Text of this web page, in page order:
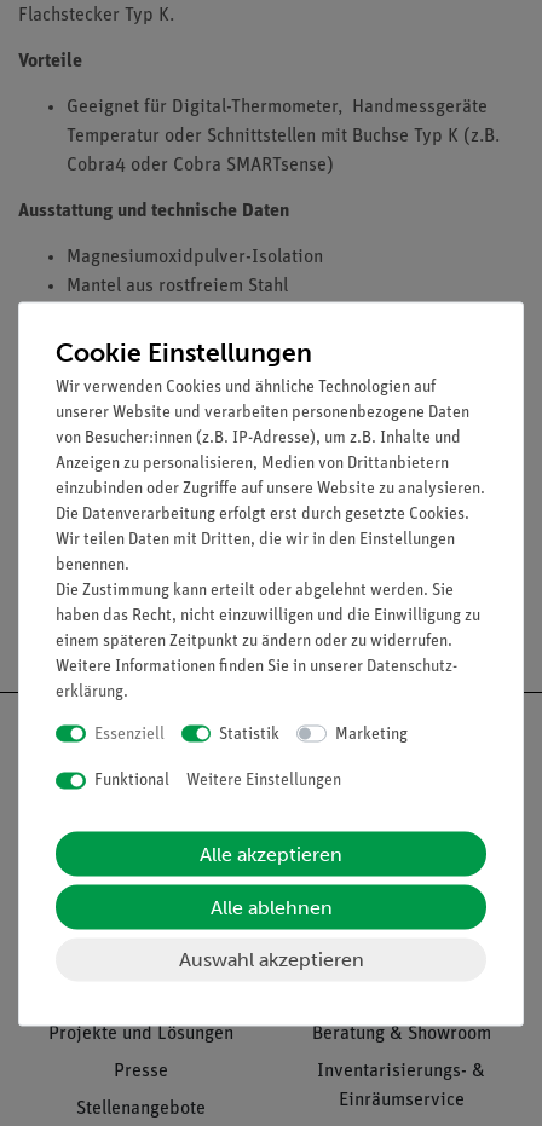
Flachstecker Typ K.
Vorteile
Geeignet für Digital-Thermometer, Handmessgeräte
Temperatur oder Schnittstellen mit Buchse Typ K (z.B.
Cobra4 oder Cobra SMARTsense)
Ausstattung und technische Daten
Magnesiumoxidpulver-Isolation
Mantel aus rostfreiem Stahl
Ansprechzeit: < 1 s
Länge der Zuleitung: 2 m
Sensorlänge: 100 mm
Durchmesser des Sensors im Messbereich: 0,5 mm
Versandkostenfrei ab 300,- €
Informationen
Projekte und Lösungen
Presse
Stellenangebote
Beratung & Showroom
Inventarisierungs- &
Einräumservice
Cookie Einstellungen
Wir verwenden Cookies und ähnliche Technologien auf
unserer Website und verarbeiten personenbezogene Daten
von Besucher:innen (z.B. IP-Adresse), um z.B. Inhalte und
Anzeigen zu personalisieren, Medien von Drittanbietern
einzubinden oder Zugriffe auf unsere Website zu analysieren.
Die Datenverarbeitung erfolgt erst durch gesetzte Cookies.
Wir teilen Daten mit Dritten, die wir in den Einstellungen
benennen.
Die Zustimmung kann erteilt oder abgelehnt werden. Sie
haben das Recht, nicht einzuwilligen und die Einwilligung zu
einem späteren Zeitpunkt zu ändern oder zu widerrufen.
Weitere Informationen finden Sie in unserer Daten­schutz­
erklärung.
Essenziell Statistik Marketing
Funktional Weitere Einstellungen
Alle akzeptieren
Alle ablehnen
Auswahl akzeptieren